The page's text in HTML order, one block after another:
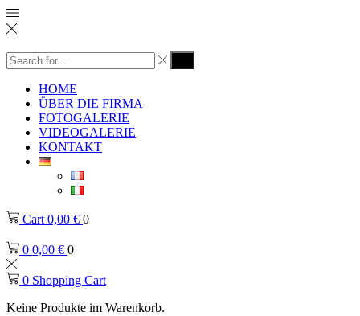
HOME
ÜBER DIE FIRMA
FOTOGALERIE
VIDEOGALERIE
KONTAKT
Cart 0,00 € 0
0 0,00 € 0
0 Shopping Cart
Keine Produkte im Warenkorb.